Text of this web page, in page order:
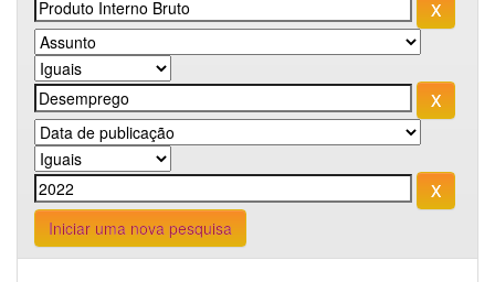
Iniciar uma nova pesquisa